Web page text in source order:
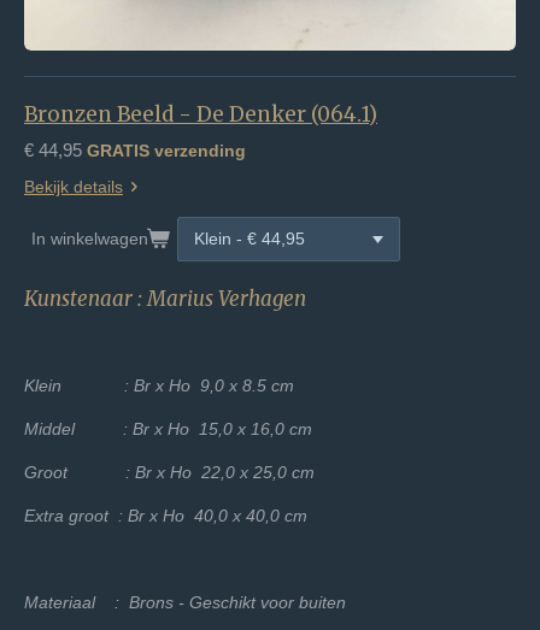
Bronzen Beeld - De Denker (064.1)
€ 44,95 GRATIS verzending
Bekijk details
In winkelwagen
Kunstenaar : Marius Verhagen
Klein : Br x Ho 9,0 x 8.5 cm
Middel : Br x Ho 15,0 x 16,0 cm
Groot : Br x Ho 22,0 x 25,0 cm
Extra groot : Br x Ho 40,0 x 40,0 cm
Materiaal : Brons - Geschikt voor buiten